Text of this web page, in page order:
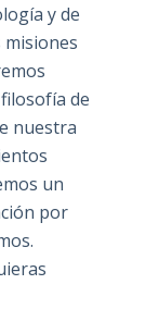
y de
de
nuestra
un
por